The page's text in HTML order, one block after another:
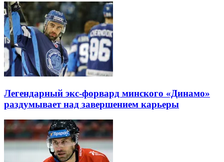
Легендарный экс-форвард минского «Динамо»
раздумывает над завершением карьеры